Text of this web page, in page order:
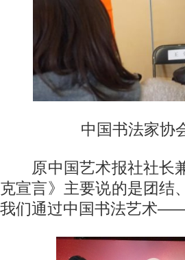
中国书法家协会
原中国艺术报社社长兼
克宣言》主要说的是团结
我们通过中国书法艺术